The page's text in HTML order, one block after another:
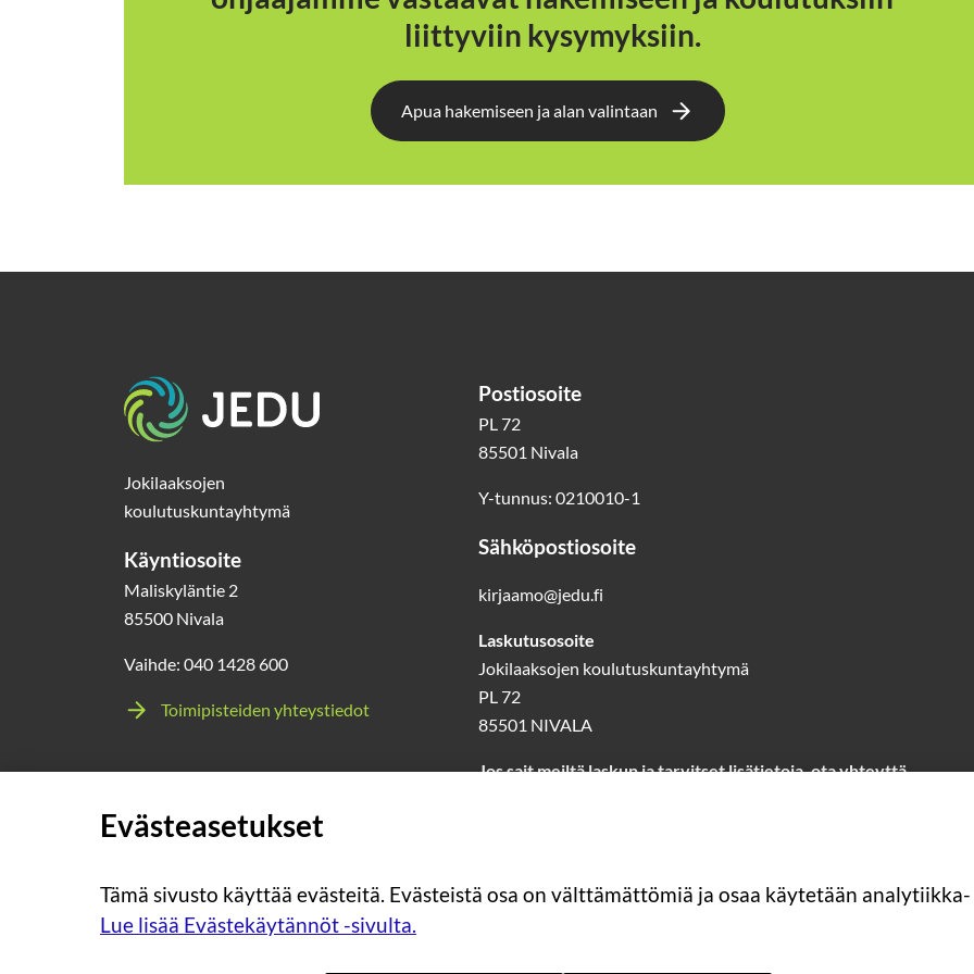
liittyviin kysymyksiin.
Apua hakemiseen ja alan valintaan
Etusivu
Jokilaaksojen
koulutuskuntayhtymä
Käyntiosoite
Maliskyläntie 2
85500 Nivala
Vaihde: 040 1428 600
Toimipisteiden yhteystiedot
Postiosoite
PL 72
85501 Nivala
Y-tunnus: 0210010-1
Sähköpostiosoite
kirjaamo@jedu.fi
Laskutusosoite
Jokilaaksojen koulutuskuntayhtymä
PL 72
85501 NIVALA
Jos sait meiltä laskun ja tarvitset lisätietoja, ota yhteyttä
Lue lisää laskutuksesta
Evästeasetukset
Tämä sivusto käyttää evästeitä. Evästeistä osa on välttämättömiä ja osaa käytetään
Lue lisää Evästekäytännöt -sivulta.